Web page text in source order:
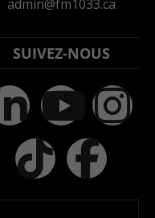
admin@fm1033.ca
SUIVEZ-NOUS